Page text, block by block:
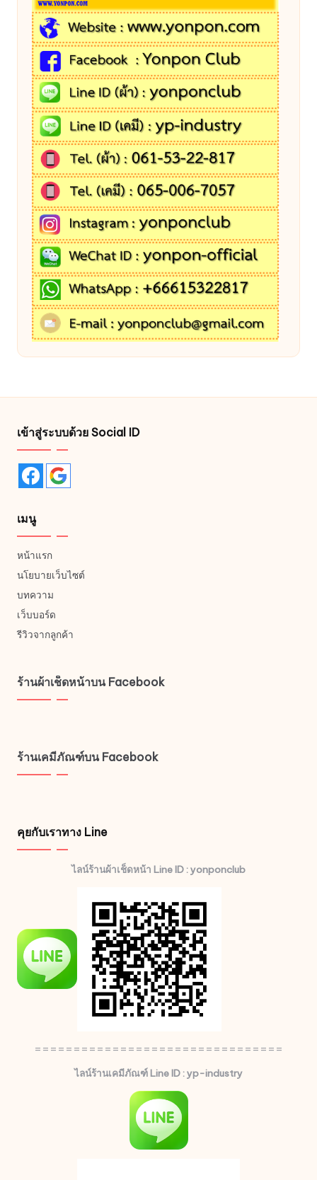
เข้าสู่ระบบด้วย Social ID
เมนู
หน้าแรก
นโยบายเว็บไซต์
บทความ
เว็บบอร์ด
รีวิวจากลูกค้า
ร้านผ้าเช็ดหน้าบน Facebook
ร้านเคมีภัณฑ์บน Facebook
คุยกับเราทาง Line
ไลน์ร้านผ้าเช็ดหน้า Line ID : yonponclub
================================
ไลน์ร้านเคมีภัณฑ์ Line ID : yp-industry